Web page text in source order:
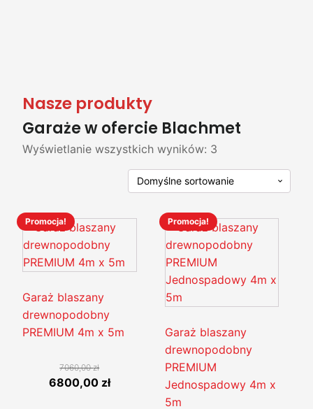
Nasze produkty
Garaże w ofercie Blachmet
Wyświetlanie wszystkich wyników: 3
Promocja!
Garaż blaszany
drewnopodobny
PREMIUM 4m x 5m
7060,00zł
Pierwotna
6800,00 złAktualna
Ten
produkt
ma
wariantów.
Opcje
można
stronie
Promocja!
Garaż blaszany
drewnopodobny
PREMIUM
Jednospadowy 4m x
5m
Ten
produkt
ma
wiele
wariantów.
można
wybrać
na
stronie
produktu